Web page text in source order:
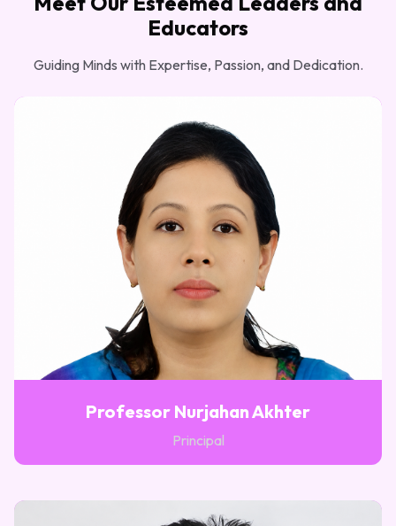
Educators
Guiding Minds with Expertise, Passion, and Dedication.
Professor Nurjahan Akhter
Principal